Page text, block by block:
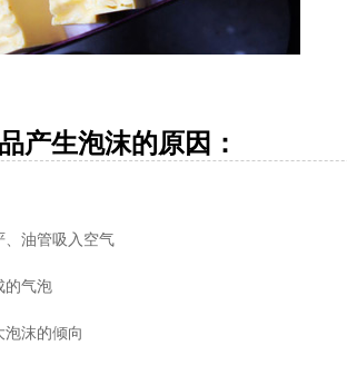
生泡沫的原因：
油管吸入空气
气泡
沫的倾向